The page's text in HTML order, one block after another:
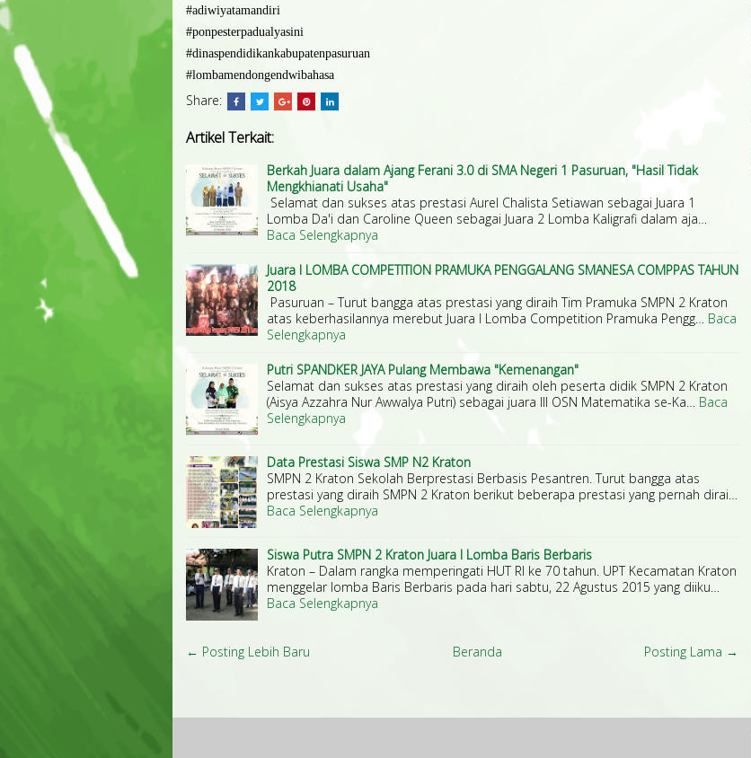
#adiwiyatamandiri
#ponpesterpadualyasini
#dinaspendidikankabupatenpasuruan
#lombamendongendwibahasa
Share:
Artikel Terkait:
Berkah Juara dalam Ajang Ferani 3.0 di SMA Negeri 1 Pasuruan, "Hasil Tidak
Mengkhianati Usaha"
Selamat dan sukses atas prestasi Aurel Chalista Setiawan sebagai Juara 1
Lomba Da'i dan Caroline Queen sebagai Juara 2 Lomba Kaligrafi dalam aja…
Baca Selengkapnya
Juara I LOMBA COMPETITION PRAMUKA PENGGALANG SMANESA COMPPAS TAHUN
2018
Pasuruan – Turut bangga atas prestasi yang diraih Tim Pramuka SMPN 2 Kraton
atas keberhasilannya merebut Juara I Lomba Competition Pramuka Pengg… Baca
Selengkapnya
Putri SPANDKER JAYA Pulang Membawa "Kemenangan"
Selamat dan sukses atas prestasi yang diraih oleh peserta didik SMPN 2 Kraton
(Aisya Azzahra Nur Awwalya Putri) sebagai juara III OSN Matematika se-Ka… Baca
Selengkapnya
Data Prestasi Siswa SMP N2 Kraton
SMPN 2 Kraton Sekolah Berprestasi Berbasis Pesantren. Turut bangga atas
prestasi yang diraih SMPN 2 Kraton berikut beberapa prestasi yang pernah dirai…
Baca Selengkapnya
Siswa Putra SMPN 2 Kraton Juara I Lomba Baris Berbaris
Kraton – Dalam rangka memperingati HUT RI ke 70 tahun. UPT Kecamatan Kraton
menggelar lomba Baris Berbaris pada hari sabtu, 22 Agustus 2015 yang diiku…
Baca Selengkapnya
← Posting Lebih Baru Posting Lama →
Beranda